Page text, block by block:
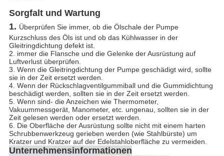
Sorgfalt und Wartung
1. Überprüfen Sie immer, ob die Ölschale der Pumpe
Kurzschluss des Öls ist und ob das Kühlwasser in der
Gleitringdichtung defekt ist.
2. immer die Flansche und die Gelenke der Ausrüstung auf
Luftverlust überprüfen.
3. Wenn die Gleitringdichtung der Pumpe geschädigt wird, sollte
sie in der Zeit ersetzt werden.
4. Wenn der Rückschlagventilgummiball und die Gummidichtung
beschädigt werden, sollten sie in der Zeit ersetzt werden.
5. Wenn sind- die Anzeichen wie Thermometer,
Vakuummessgerät, Manometer, etc. ungenau, sollten sie in der
Zeit gelesen werden oder ersetzt werden.
6. Die Oberfläche der Ausrüstung sollte nicht mit einem harten
Schrubbenwerkzeug gerieben werden (wie Stahlbürste) um
Kratzer und Kratzer auf der Edelstahloberfläche zu vermeiden.
Unternehmensinformationen